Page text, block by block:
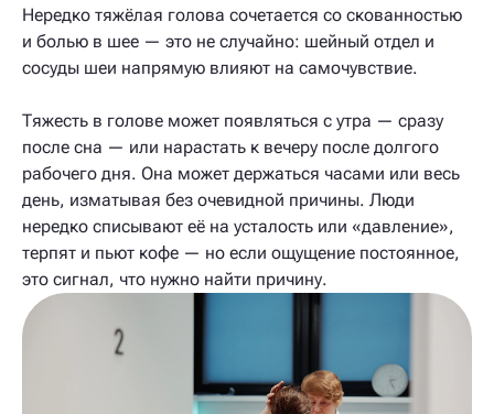
Нередко тяжёлая голова сочетается со скованностью
и болью в шее — это не случайно: шейный отдел и
сосуды шеи напрямую влияют на самочувствие.
Тяжесть в голове может появляться с утра — сразу
после сна — или нарастать к вечеру после долгого
рабочего дня. Она может держаться часами или весь
день, изматывая без очевидной причины. Люди
нередко списывают её на усталость или «давление»,
терпят и пьют кофе — но если ощущение постоянное,
это сигнал, что нужно найти причину.